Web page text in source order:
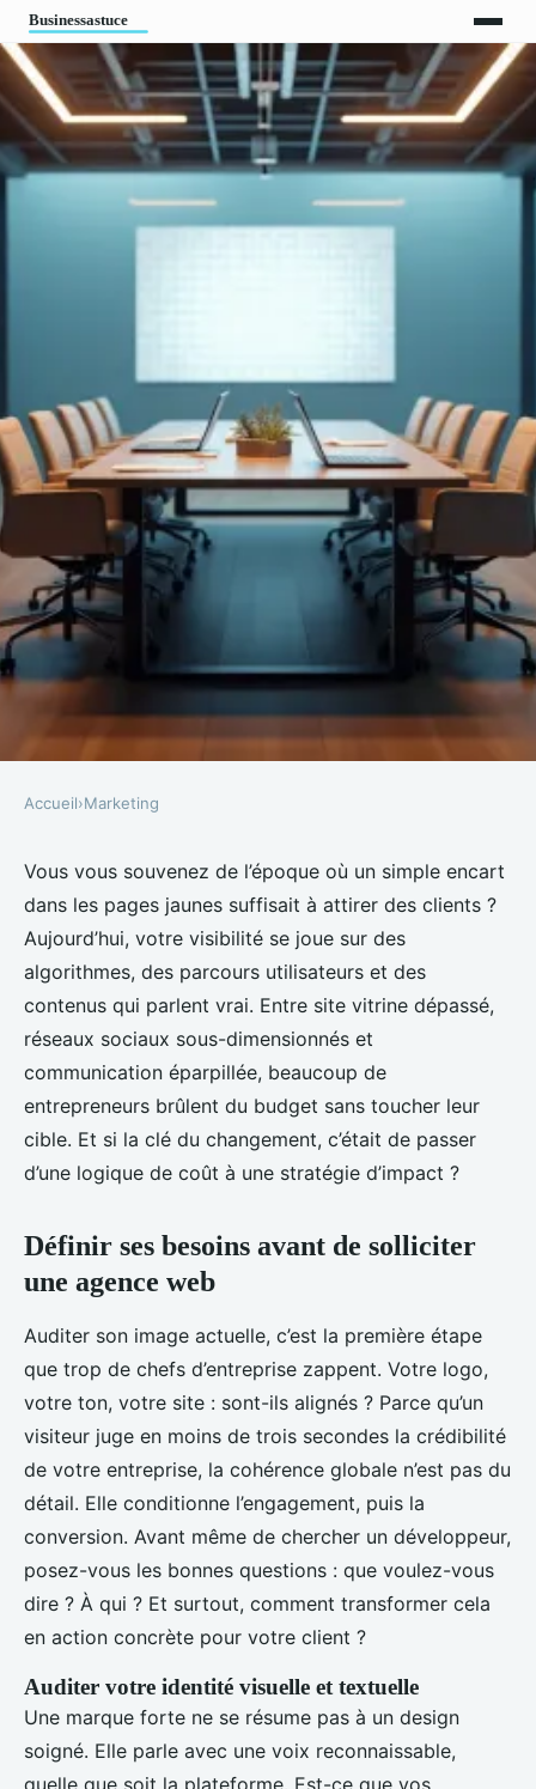
Choisir son agence web : conseils
pour une stratégie digitale
réussie
Rémy•01/03/2026 18:45•9 min de lecture
Accueil›Marketing
Vous vous souvenez de l’époque où un simple encart
dans les pages jaunes suffisait à attirer des clients ?
Aujourd’hui, votre visibilité se joue sur des
algorithmes, des parcours utilisateurs et des
contenus qui parlent vrai. Entre site vitrine dépassé,
réseaux sociaux sous-dimensionnés et
communication éparpillée, beaucoup de
entrepreneurs brûlent du budget sans toucher leur
cible. Et si la clé du changement, c’était de passer
d’une logique de coût à une stratégie d’impact ?
Définir ses besoins avant de solliciter
une agence web
Auditer son image actuelle, c’est la première étape
que trop de chefs d’entreprise zappent. Votre logo,
votre ton, votre site : sont-ils alignés ? Parce qu’un
visiteur juge en moins de trois secondes la crédibilité
de votre entreprise, la cohérence globale n’est pas du
détail. Elle conditionne l’engagement, puis la
conversion. Avant même de chercher un développeur,
posez-vous les bonnes questions : que voulez-vous
dire ? À qui ? Et surtout, comment transformer cela
en action concrète pour votre client ?
Auditer votre identité visuelle et textuelle
Une marque forte ne se résume pas à un design
soigné. Elle parle avec une voix reconnaissable,